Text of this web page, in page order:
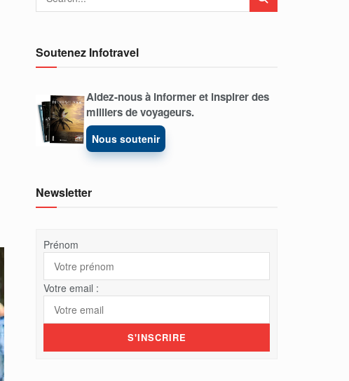
Soutenez Infotravel
Aidez-nous à informer et inspirer des
milliers de voyageurs.
Nous soutenir
Newsletter
Prénom
Votre email :